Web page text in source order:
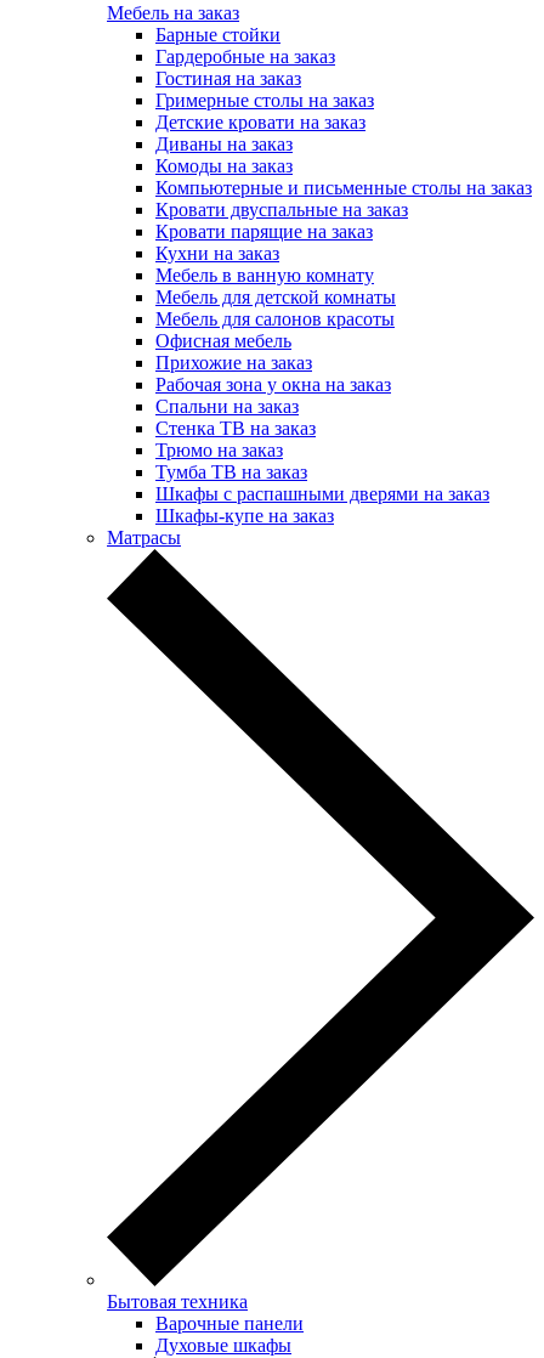
Мебель на заказ
Барные стойки
Гардеробные на заказ
Гостиная на заказ
Гримерные столы на заказ
Детские кровати на заказ
Диваны на заказ
Комоды на заказ
Компьютерные и письменные столы на заказ
Кровати двуспальные на заказ
Кровати парящие на заказ
Кухни на заказ
Мебель в ванную комнату
Мебель для детской комнаты
Мебель для салонов красоты
Офисная мебель
Прихожие на заказ
Рабочая зона у окна на заказ
Спальни на заказ
Стенка ТВ на заказ
Трюмо на заказ
Тумба ТВ на заказ
Шкафы с распашными дверями на заказ
Шкафы-купе на заказ
Матрасы
Бытовая техника
Варочные панели
Духовые шкафы